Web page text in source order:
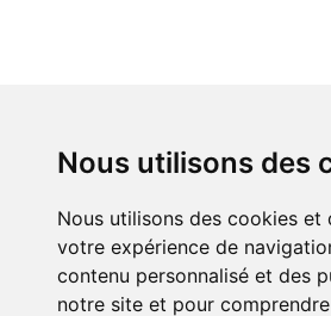
Nous utilisons des
Nous utilisons des cookies
votre expérience de
contenu personnalisé et des
notre site et pour